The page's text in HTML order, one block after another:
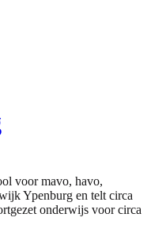
voor mavo, havo,
Ypenburg en telt circa
onderwijs voor circa